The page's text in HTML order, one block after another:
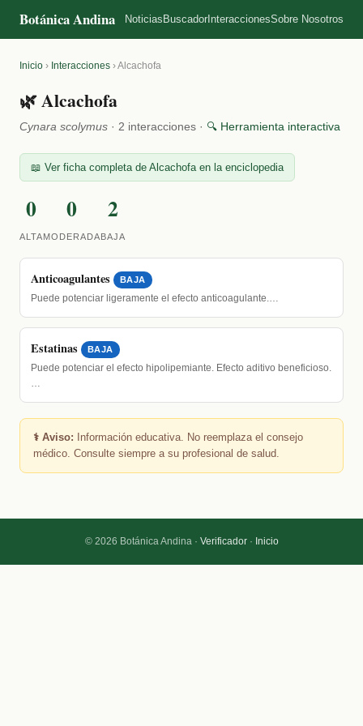
Botánica Andina Noticias Buscador InteraccionesSobre Nosotros
Inicio › Interacciones ›Alcachofa
🌿 Alcachofa
Cynara scolymus · 2 interacciones · 🔍 Herramienta interactiva
📖 Ver ficha completa de Alcachofa en la enciclopedia
0
ALTA
0
MODERADA
2
BAJA
Anticoagulantes BAJA
Puede potenciar ligeramente el efecto anticoagulante.…
Estatinas BAJA
Puede potenciar el efecto hipolipemiante. Efecto aditivo beneficioso.
…
⚕️ Aviso: Información educativa. No reemplaza el consejo
médico. Consulte siempre a su profesional de salud.
© 2026 Botánica Andina · Verificador· Inicio